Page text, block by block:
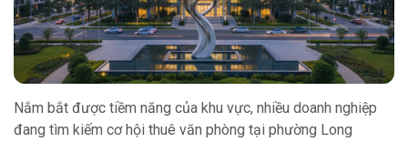
Nắm bắt được tiềm năng của khu vực, nhiều doanh nghiệp
đang tìm kiếm cơ hội thuê văn phòng tại phường Long